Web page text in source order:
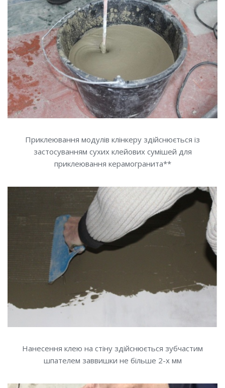
Приклеювання модулів клінкеру здійснюється із
застосуванням сухих клейових сумішей для
приклеювання керамогранита**
Нанесення клею на стіну здійснюється зубчастим
шпателем заввишки не більше 2-х мм